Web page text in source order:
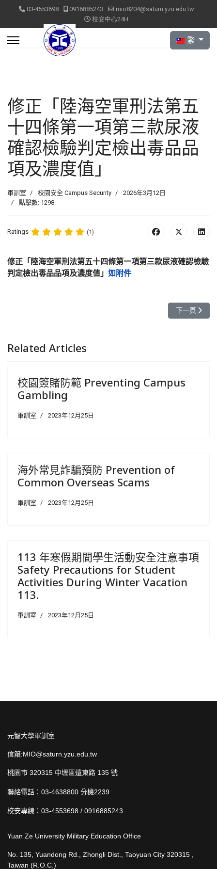
03-4553698 0916885243
mio8204@saturn.yzu.edu.tw
校安中心24H
選擇你的語言
繁
修正「陸海空軍刑法第五
十四條第一項第三款尿液
確認檢驗判定檢出毒品品
項及濃度值」
軍訓室 校園安全 Campus Security
2026年3月12日
點擊數: 1298
Ratings (1)
修正「陸海空軍刑法第五十四條第一項第三款尿液確認檢驗
判定檢出毒品品項及濃度值」 如附件
下一篇文章:
下一頁
Related Articles
校園簽賭防範 Preventing Campus
Gambling
軍訓室 2023年12月25日
海外常見詐騙預防 Prevention of
Common Overseas Scams
軍訓室 2023年12月25日
113 年寒假期間學生活動安全注意事項
Safety Precautions for Student
Activities During Winter Vacation
113.
軍訓室 2023年12月25日
元智大學軍訓室
信箱:MIO@saturn.yzu.edu.tw
桃園市 320315 中壢區遠東路 135 號
聯絡電話：03-4638800 分機2239
校安專線：03-4553698 / 0916885243
Yuan Ze University Military Education Office
No. 135, Yuandong Rd., Zhongli Dist., Taoyuan City 320315 ,
Taiwan (R.O.C.)